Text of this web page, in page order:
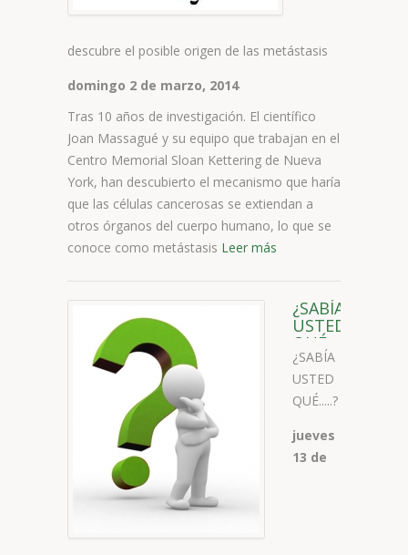
descubre el posible origen de las metástasis
domingo 2 de marzo, 2014
Tras 10 años de investigación. El científico
Joan Massagué y su equipo que trabajan en el
Centro Memorial Sloan Kettering de Nueva
York, han descubierto el mecanismo que haría
que las células cancerosas se extiendan a
otros órganos del cuerpo humano, lo que se
conoce como metástasis Leer más
¿SABÍA
USTED
QUÉ.....?
¿SABÍA
USTED
QUÉ.....?
jueves
13 de